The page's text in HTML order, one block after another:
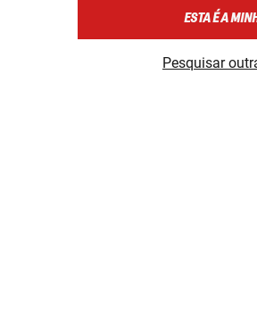
ESTA É A
Pesquisar